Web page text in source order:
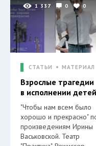
1 337 0 0
СТАТЬИ МАТЕРИАЛ
Взрослые трагедии
в исполнении детей
"Чтобы нам всем было
хорошо и прекрасно"
произведениям Ирины
Васьковской. Театр